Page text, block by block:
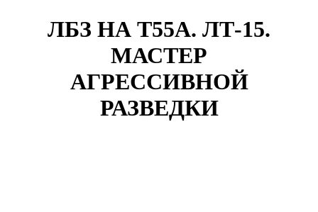
ЛБЗ НА T55A. ЛТ-15.
МАСТЕР
АГРЕССИВНОЙ
РАЗВЕДКИ